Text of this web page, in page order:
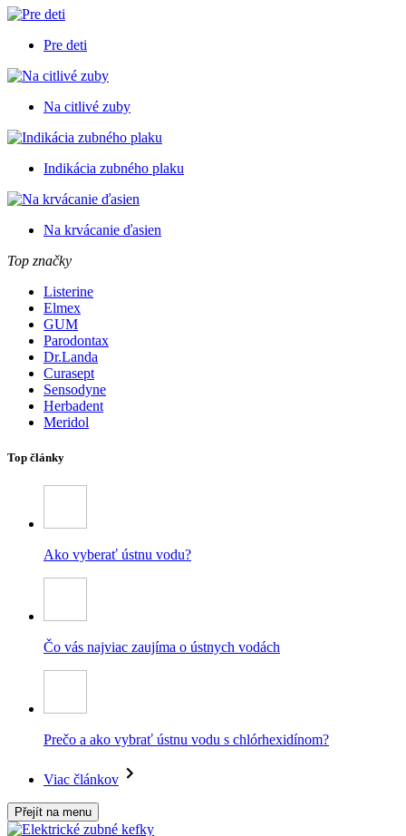
Pre deti
Na citlivé zuby
Indikácia zubného plaku
Na krvácanie ďasien
Top značky
Listerine
Elmex
GUM
Parodontax
Dr.Landa
Curasept
Sensodyne
Herbadent
Meridol
Top články
Ako vyberať ústnu vodu?
Čo vás najviac zaujíma o ústnych vodách
Prečo a ako vybrať ústnu vodu s chlórhexidínom?
Viac článkov
Přejít na menu